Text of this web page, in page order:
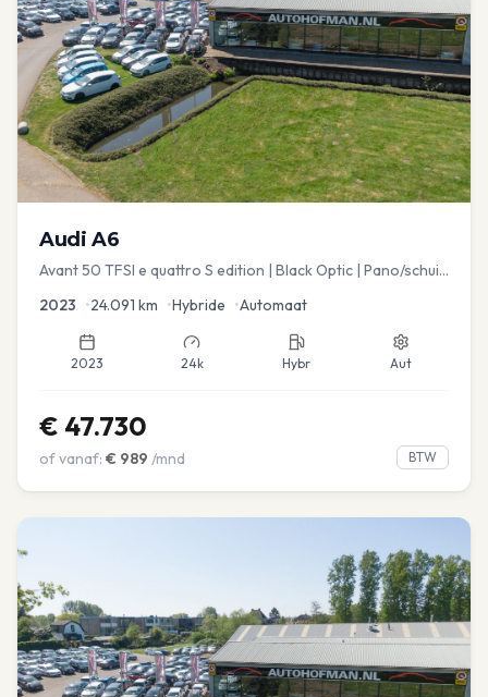
Audi A6
Avant 50 TFSI e quattro S edition | Black Optic | Pano/schuif
2023 •24.091 km •Hybride •Automaat
2023 24k Hybr Aut
€ 47.730
of vanaf: € 989 /mnd BTW